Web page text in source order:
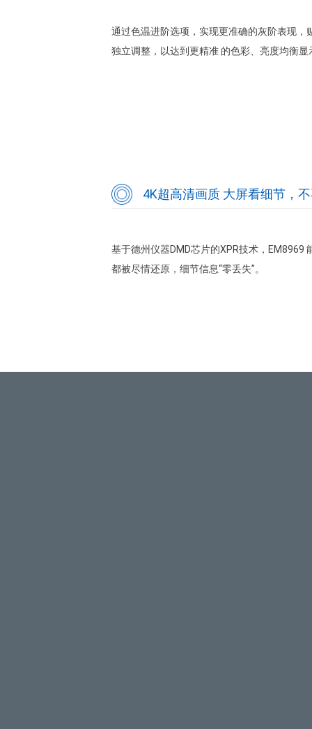
通过色温进阶选项，实现更准确的灰阶表现
独立调整，以达到更精准 的色彩、亮度均衡显
4K超高清画质 大屏看细节，
基于德州仪器DMD芯片的XPR技术，EM8969
都被尽情还原，细节信息“零丢失”。